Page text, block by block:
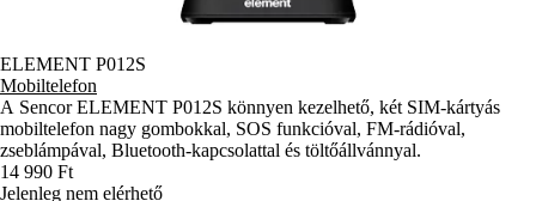
ELEMENT P012S
Mobiltelefon
A Sencor ELEMENT P012S könnyen kezelhető, két SIM-kártyás
mobiltelefon nagy gombokkal, SOS funkcióval, FM-rádióval,
zseblámpával, Bluetooth-kapcsolattal és töltőállvánnyal.
14 990 Ft
Jelenleg nem elérhető